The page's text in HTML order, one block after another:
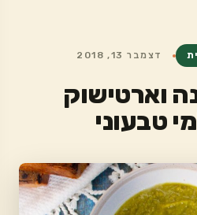
דצמבר 13, 2018
וארטישוק
טבעוני